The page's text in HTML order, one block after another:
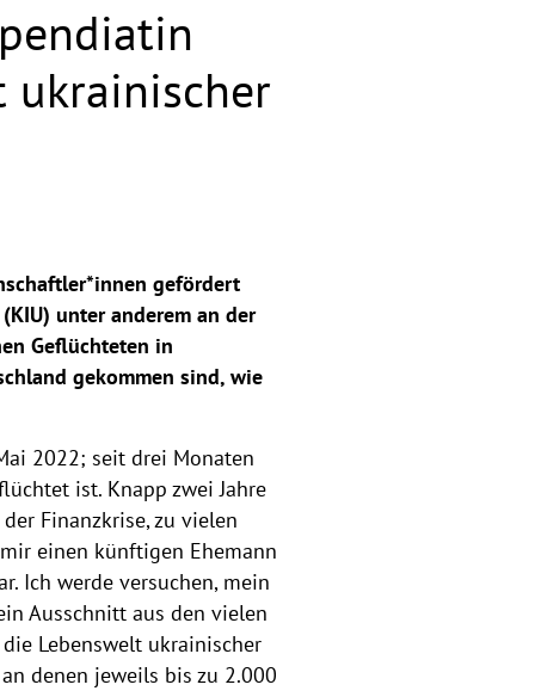
ukrainischer
gefördert
unter anderem an der
Geflüchteten in
gekommen sind, wie
2022; seit drei Monaten
ist. Knapp zwei Jahre
Finanzkrise, zu vielen
einen künftigen Ehemann
Ich werde versuchen, mein
Ausschnitt aus den vielen
Lebenswelt ukrainischer
denen jeweils bis zu 2.000